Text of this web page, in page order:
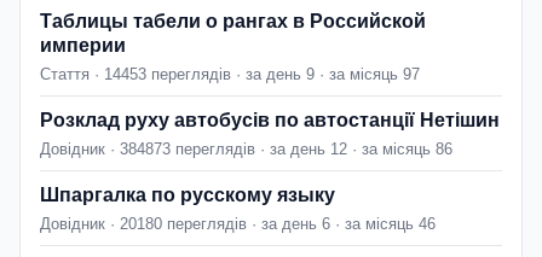
Таблицы табели о рангах в Российской
империи
Стаття · 14453 переглядів · за день 9 · за місяць 97
Розклад руху автобусів по автостанції Нетішин
Довідник · 384873 переглядів · за день 12 · за місяць 86
Шпаргалка по русскому языку
Довідник · 20180 переглядів · за день 6 · за місяць 46